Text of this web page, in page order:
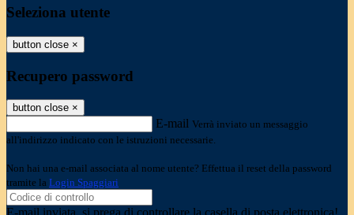
Seleziona utente
button close ×
Recupero password
button close ×
E-mail Verrà inviato un messaggio
all'indirizzo indicato con le istruzioni necessarie.
Non hai una e-mail associata al nome utente? Effettua il reset della password
tramite la Login Spaggiari